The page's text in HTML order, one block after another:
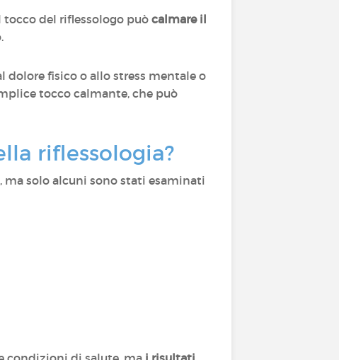
tocco del riflessologo puòcalmare il
dolore fisico o allo stress mentale o
tocco calmante, che può
riflessologia?
ma solo alcuni sono stati esaminati